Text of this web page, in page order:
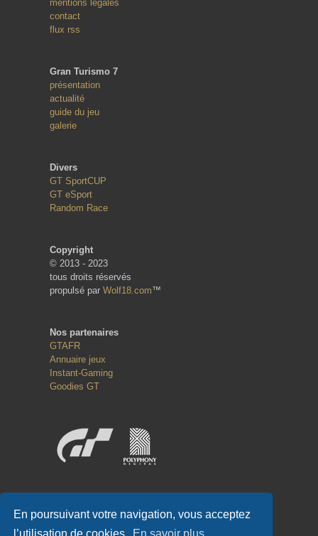
En poursuivant votre navigation, vous acceptez
mentions légales
contact
flux rss
Gran Turismo 7
présentation
actualité
guide du jeu
galerie
Divers
GT SportCUP
GT eSport
Random Race
Copyright
© 2013 - 2023
tous droits réservés
propulsé par Wolf18.com™
Nos partenaires
GTAFR
Annuaire jeux
Instant-Gaming
Goodies GT